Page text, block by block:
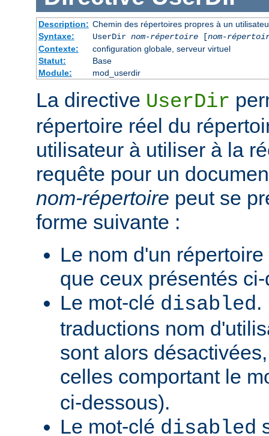
Description: Chemin des répertoires propres à un
Syntaxe:
UserDir nom-répertoire[nom-
Contexte:
configuration globale, serveur virtuel
Statut:
Base
Module:
mod_userdir
La directive UserDir
répertoire réel du
utilisateur à utiliser à la
requête pour un
nom-répertoire peut se
forme suivante :
Le nom d'un
que ceux présentés
Le mot-clé disabled.
traductions nom
sont alors
celles comportant le
ci-dessous).
Le mot-clé disabled